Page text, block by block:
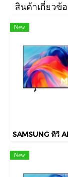
สินค้าเกี่ยวข้
New
New